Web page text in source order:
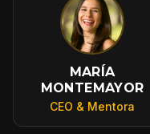
MARÍA
MONTEMAYOR
CEO & Mentora